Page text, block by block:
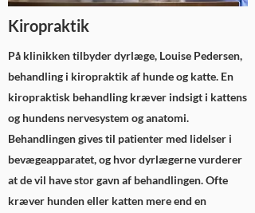
Kiropraktik
På klinikken tilbyder dyrlæge, Louise Pedersen,
behandling i kiropraktik af hunde og katte. En
kiropraktisk behandling kræver indsigt i kattens
og hundens nervesystem og anatomi.
Behandlingen gives til patienter med lidelser i
bevægeapparatet, og hvor dyrlægerne vurderer
at de vil have stor gavn af behandlingen. Ofte
kræver hunden eller katten mere end en